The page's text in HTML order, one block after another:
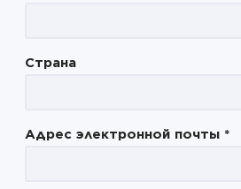
Страна
Адрес электронной почты *